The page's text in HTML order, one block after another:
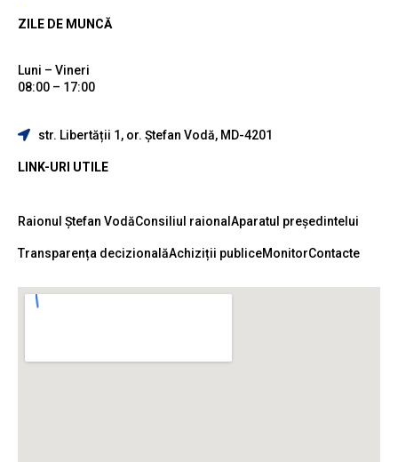
ZILE DE MUNCĂ
Luni – Vineri
08:00 – 17:00
str. Libertății 1, or. Ștefan Vodă, MD-4201
LINK-URI UTILE
Raionul Ștefan VodăConsiliul raional Aparatul președintelui
Transparența decizionalăAchiziții publiceMonitorContacte